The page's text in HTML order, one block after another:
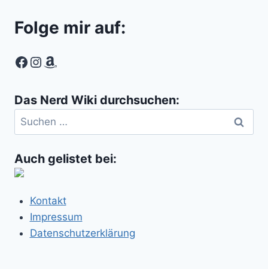
Folge mir auf:
Facebook
Instagram
Amazon
Das Nerd Wiki durchsuchen:
Suchen
nach:
Auch gelistet bei:
Kontakt
Impressum
Datenschutzerklärung